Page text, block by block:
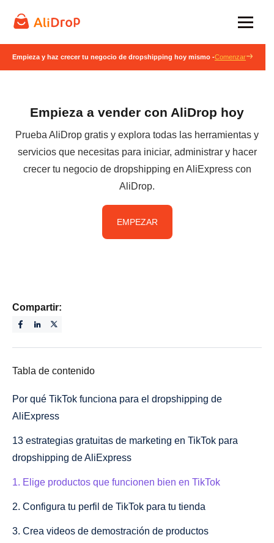
Empieza y haz crecer tu negocio de dropshipping hoy mismo -Comenzar
Empieza a vender con AliDrop hoy
Prueba AliDrop gratis y explora todas las herramientas y
servicios que necesitas para iniciar, administrar y hacer
crecer tu negocio de dropshipping en AliExpress con
AliDrop.
EMPEZAR
Compartir:
Tabla de contenido
Por qué TikTok funciona para el dropshipping de
AliExpress
13 estrategias gratuitas de marketing en TikTok para
dropshipping de AliExpress
1. Elige productos que funcionen bien en TikTok
2. Configura tu perfil de TikTok para tu tienda
3. Crea videos de demostración de productos